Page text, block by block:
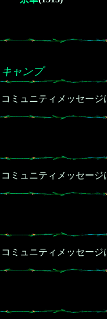
ャンプ
コミュニティメッセージ
コミュニティメッセージ
コミュニティメッセージ